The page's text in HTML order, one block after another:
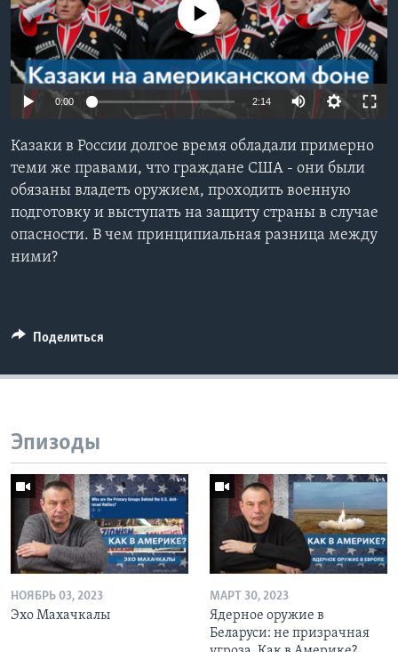
Learning English
СОЦИАЛЬНЫЕ СЕТИ
Языки
No media source currently available
0:00 2:14
Казаки в России долгое время обладали примерно
теми же правами, что граждане США - они были
обязаны владеть оружием, проходить военную
подготовку и выступать на защиту страны в случае
опасности. В чем принципиальная разница между
ними?
Поделиться
Эпизоды
НОЯБРЬ 03, 2023
Эхо Махачкалы
МАРТ 30, 2023
Ядерное оружие в
Беларуси: не призрачная